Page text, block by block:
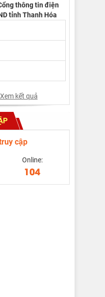
thông tin điện
tỉnh Thanh Hóa
Xem kết quả
cập
Online:
104